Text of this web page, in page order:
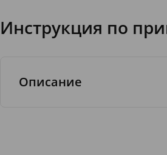
Инструкция по
Описание
становится очень
доставляет